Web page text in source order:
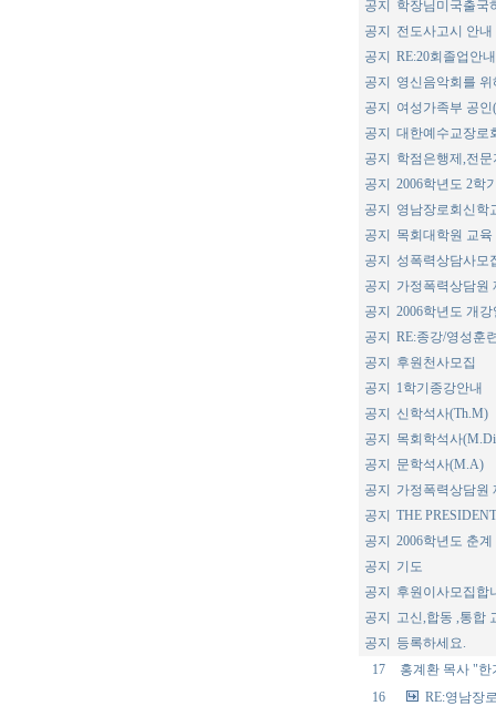
공지
학장님미국출국
공지
전도사고시 안내
공지
RE:20회졸업안내
공지
영신음악회를
공지
여성가족부 공
공지
대한예수교장로
공지
학점은행제,전
공지
2006학년도 2학
공지
영남장로회신학
공지
목회대학원 교육
공지
성폭력상담사모
공지
가정폭력상담원
공지
2006학년도 개
공지
RE:종강/영성훈
공지
후원천사모집
공지
1학기종강안내
공지
신학석사(Th.M)
공지
목회학석사
공지
문학석사(M.A)
공지
가정폭력상담원
공지
THE PRESIDENT
공지
2006학년도 춘
공지
기도
공지
후원이사모집합
공지
고신,합동 ,통합
공지
등록하세요.
17
홍계환 목사 "한
16
RE:영남장